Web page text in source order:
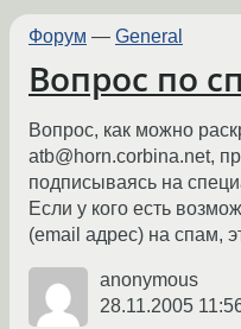
Форум — General
Вопрос по
Вопрос, как можно
atb@horn.corbina.net,
подписываясь на
Если у кого есть
(email адрес) на спам,
anonymous
28.11.2005